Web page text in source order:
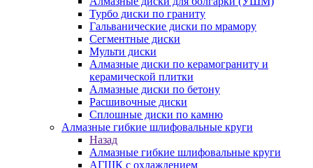
Турбо диски по граниту
Гальванические диски по мрамору
Сегментные диски
Мульти диски
Алмазные диски по керамограниту и
керамической плитки
Алмазные диски по бетону
Расшивочные диски
Сплошные диски по камню
Алмазные гибкие шлифовальные круги
Назад
Алмазные гибкие шлифовальные круги
АГШК с охлаждением